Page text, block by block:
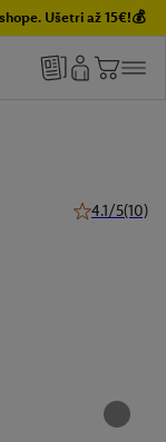
Ušetri až 15€!💰
4.1/5(10)